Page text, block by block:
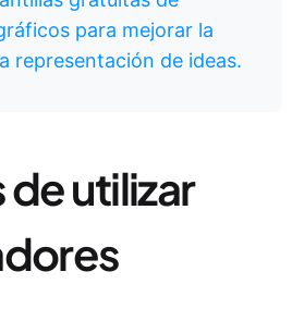
para mejorar la
representación de ideas.
utilizar